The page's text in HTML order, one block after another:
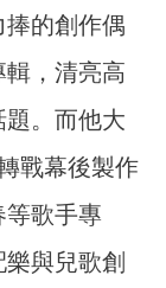
的創作偶
，清亮高
。而他大
戰幕後製作
等歌手專
與兒歌創